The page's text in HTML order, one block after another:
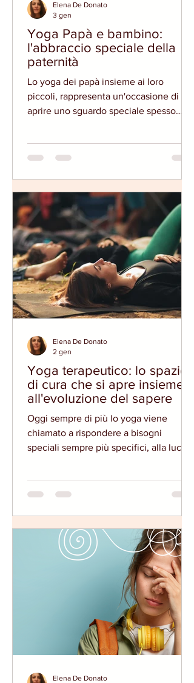
Yoga Papà e bambino:
l'abbraccio speciale della
paternità
Lo yoga dei papà insieme ai loro
piccoli, rappresenta un'occasione di
aprire uno sguardo speciale spesso
coccola coinvolgendo attivamente
DI UNO SPAZIO DI INTERAZIONE
SPECIALE PER I PAPA' Lo speciale
momento della nascita insieme ai
cambiamenti famigliari che lo
accompagnano che vedono al centro la
maternità, lasciano spesso ai
Elena De Donato
3 gen
Yoga terapeutico: lo spazio
di cura che si apre insieme
all'evoluzione del sapere
Oggi sempre di più lo yoga viene
chiamato a rispondere a bisogni
speciali sempre più specifici, alla luce
però spesso passano in secondo piano
YOGA CLASSICO E NELLO YOGA
TERAPEUTICO Il cammino di crescita
dell'allievo proposto dalla disciplina
dello yoga, porta con sé impliciti
strumenti e mezzi dello yoga
Elena De Donato
2 gen
Elena De Donato